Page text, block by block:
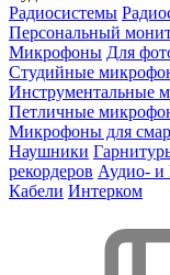
Радиосистемы
Персональный
Микрофоны Для
Студийные
Инструментальные
Петличные
Микрофоны для
Наушники
рекордеров Аудио- и
Кабели Интерком